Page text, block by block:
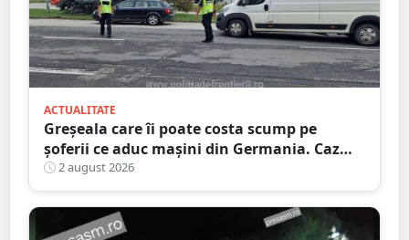
ACTUALITATE
Greșeala care îi poate costa scump pe
șoferii ce aduc mașini din Germania. Caz
descoperit în Satu Mare
2 august 2026